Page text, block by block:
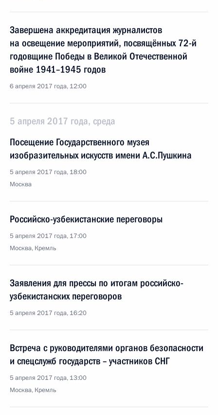
Завершена аккредитация журналистов
на освещение мероприятий, посвящённых 72-й
годовщине Победы в Великой Отечественной
войне 1941–1945 годов
6 апреля 2017 года, 12:00
5 апреля 2017 года, среда
Посещение Государственного музея
изобразительных искусств имени А.С.Пушкина
5 апреля 2017 года, 18:00
Москва
Российско-узбекистанские переговоры
5 апреля 2017 года, 17:00
Москва, Кремль
Заявления для прессы по итогам российско-
узбекистанских переговоров
5 апреля 2017 года, 16:20
Встреча с руководителями органов безопасности
и спецслужб государств – участников СНГ
5 апреля 2017 года, 13:00
Москва, Кремль